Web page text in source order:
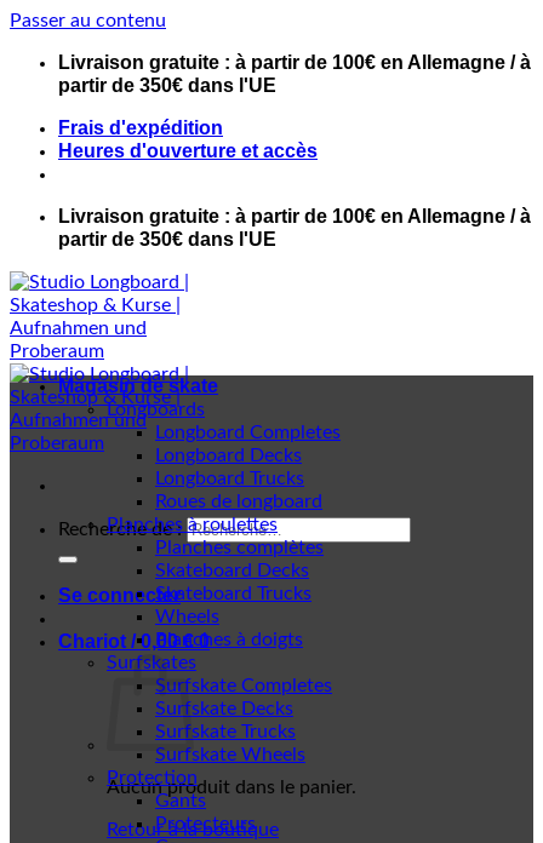
Passer au contenu
Livraison gratuite : à partir de 100€ en Allemagne / à
partir de 350€ dans l'UE
Frais d'expédition
Heures d'ouverture et accès
Livraison gratuite : à partir de 100€ en Allemagne / à
partir de 350€ dans l'UE
Recherche de :
Se connecter
Chariot /0,00€ 0
Aucun produit dans le panier.
Retour à la boutique
Magasin de skate
Longboards
Longboard Completes
Longboard Decks
Longboard Trucks
Roues de longboard
Planches à roulettes
Planches complètes
Skateboard Decks
Skateboard Trucks
Wheels
Planches à doigts
Surfskates
Surfskate Completes
Surfskate Decks
Surfskate Trucks
Surfskate Wheels
Protection
Gants
Protecteurs